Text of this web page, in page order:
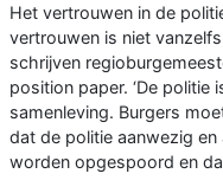
Het vertrouwen in de
vertrouwen is niet
schrijven
position paper. ‘De politie
samenleving. Burgers
dat de politie aanwezig
worden opgespoord en